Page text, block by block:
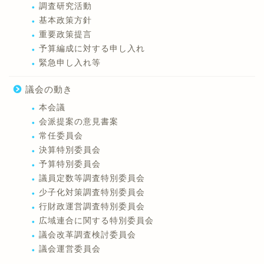
調査研究活動
基本政策方針
重要政策提言
予算編成に対する申し入れ
緊急申し入れ等
議会の動き
本会議
会派提案の意見書案
常任委員会
決算特別委員会
予算特別委員会
議員定数等調査特別委員会
少子化対策調査特別委員会
行財政運営調査特別委員会
広域連合に関する特別委員会
議会改革調査検討委員会
議会運営委員会